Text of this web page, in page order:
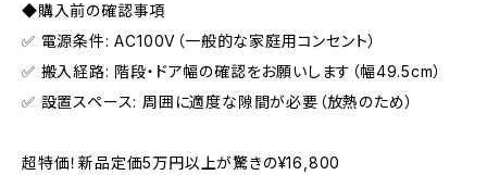
◆購入前の確認事項
✅ 電源条件: AC100V（一般的な家庭用コンセント）
✅ 搬入経路: 階段・ドア幅の確認をお願いします（幅49.5cm）
✅ 設置スペース: 周囲に適度な隙間が必要（放熱のため）
超特価！新品定価5万円以上が驚きの¥16,800